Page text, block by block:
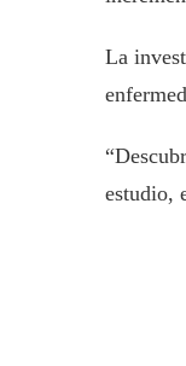
La
estudio,